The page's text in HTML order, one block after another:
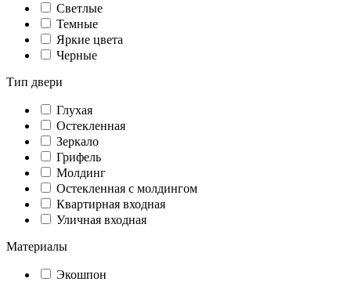
Светлые
Темные
Яркие цвета
Черные
Тип двери
Глухая
Остекленная
Зеркало
Грифель
Молдинг
Остекленная с молдингом
Квартирная входная
Уличная входная
Материалы
Экошпон